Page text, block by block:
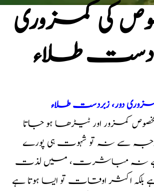
کی کمزوری
طلاء
دور، زبردست طلاء
کمزور اور ٹیڑھا ہو جاتا
سے نہ تو شہوت ہی پورے
ہے نہ مباشرت، میں لذت
بلکہ اکثر اوقات تو ایسا ہوتا ہے